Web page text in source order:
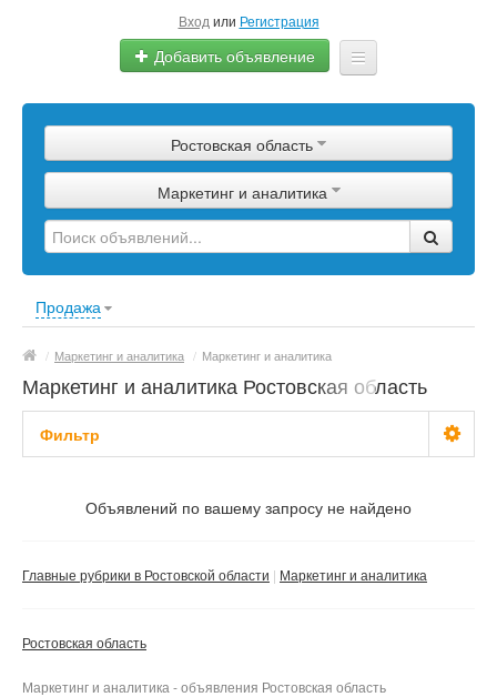
Вход или Регистрация
Добавить объявление
Сырье
Изделия
Оборудование
Ростовская область
Маркетинг и аналитика
Продажа
/ Маркетинг и аналитика / Маркетинг и аналитика
Маркетинг и аналитика Ростовская область
Фильтр
Частное лицо
Объявлений по вашему запросу не найдено
Главные рубрики в Ростовской области Маркетинг и аналитика
Ростовская область
Маркетинг и аналитика - объявления Ростовская область